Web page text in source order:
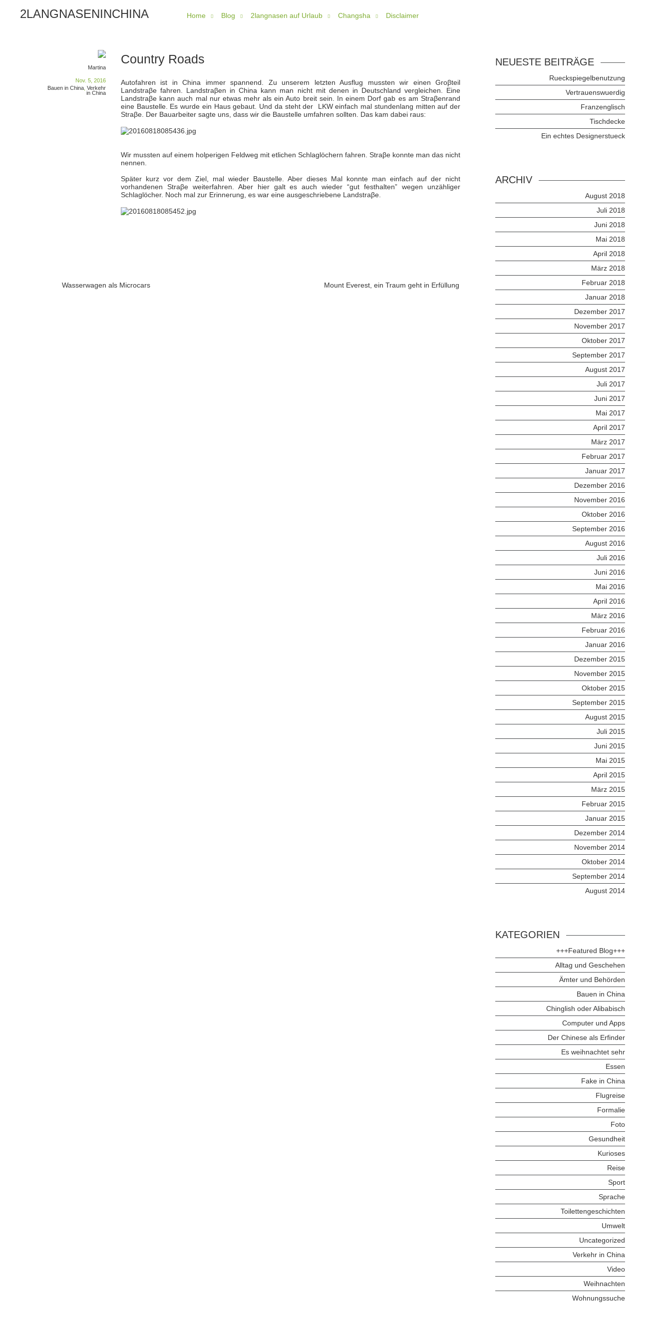
2LANGNASENINCHINA Home Blog 2langnasen auf Urlaub Changsha Disclaimer
Country Roads
Martina
Nov. 5, 2016
Bauen in China, Verkehr
in China
Autofahren ist in China immer spannend. Zu unserem letzten Ausflug mussten wir einen Groβteil
Landstraβe fahren. Landstraβen in China kann man nicht mit denen in Deutschland vergleichen. Eine
Landstraβe kann auch mal nur etwas mehr als ein Auto breit sein. In einem Dorf gab es am Straβenrand
eine Baustelle. Es wurde ein Haus gebaut. Und da steht der LKW einfach mal stundenlang mitten auf der
Straβe. Der Bauarbeiter sagte uns, dass wir die Baustelle umfahren sollten. Das kam dabei raus:
Wir mussten auf einem holperigen Feldweg mit etlichen Schlaglöchern fahren. Straβe konnte man das nicht
nennen.
Später kurz vor dem Ziel, mal wieder Baustelle. Aber dieses Mal konnte man einfach auf der nicht
vorhandenen Straβe weiterfahren. Aber hier galt es auch wieder “gut festhalten” wegen unzähliger
Schlaglöcher. Noch mal zur Erinnerung, es war eine ausgeschriebene Landstraβe.
Wasserwagen als Microcars Mount Everest, ein Traum geht in Erfüllung
NEUESTE BEITRÄGE
Rueckspiegelbenutzung
Vertrauenswuerdig
Franzenglisch
Tischdecke
Ein echtes Designerstueck
ARCHIV
August 2018
Juli 2018
Juni 2018
Mai 2018
April 2018
März 2018
Februar 2018
Januar 2018
Dezember 2017
November 2017
Oktober 2017
September 2017
August 2017
Juli 2017
Juni 2017
Mai 2017
April 2017
März 2017
Februar 2017
Januar 2017
Dezember 2016
November 2016
Oktober 2016
September 2016
August 2016
Juli 2016
Juni 2016
Mai 2016
April 2016
März 2016
Februar 2016
Januar 2016
Dezember 2015
November 2015
Oktober 2015
September 2015
August 2015
Juli 2015
Juni 2015
Mai 2015
April 2015
März 2015
Februar 2015
Januar 2015
Dezember 2014
November 2014
Oktober 2014
September 2014
August 2014
KATEGORIEN
+++Featured Blog+++
Alltag und Geschehen
Ämter und Behörden
Bauen in China
Chinglish oder Alibabisch
Computer und Apps
Der Chinese als Erfinder
Es weihnachtet sehr
Essen
Fake in China
Flugreise
Formalie
Foto
Gesundheit
Kurioses
Reise
Sport
Sprache
Toilettengeschichten
Umwelt
Uncategorized
Verkehr in China
Video
Weihnachten
Wohnungssuche